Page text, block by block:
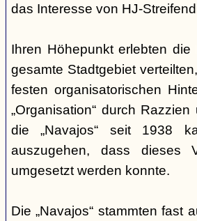
das Interesse von HJ-
Ihren Höhepunkt erlebten die
gesamte Stadtgebiet
festen organisatorischen
„Organisation“ durch
die „Navajos“ seit 1938
auszugehen, dass dieses
umgesetzt werden konnte.
Die „Navajos“ stammten fast